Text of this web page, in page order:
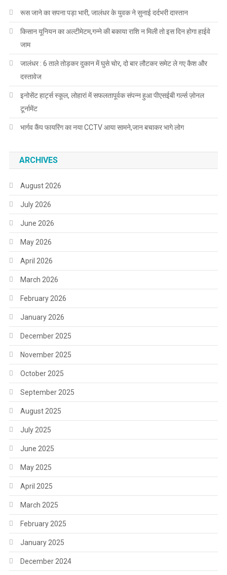
रूस जाने का सपना पड़ा भारी, जालंधर के युवक ने सुनाई दर्दभरी दास्तान
किसान यूनियन का अल्टीमेटम,गन्ने की बकाया राशि न मिली तो इस दिन होगा हाईवे
जाम
जालंधर : 6 ताले तोड़कर दुकान में घुसे चोर, दो बार लौटकर समेट ले गए कैश और
दस्तावेज
इनोसेंट हार्ट्स स्कूल, लोहारां में सफलतापूर्वक संपन्न हुआ पीएसईबी गर्ल्स ज़ोनल
टूर्नामेंट
भार्गव कैंप फायरिंग का नया CCTV आया सामने,जान बचाकर भागे लोग
ARCHIVES
August 2026
July 2026
June 2026
May 2026
April 2026
March 2026
February 2026
January 2026
December 2025
November 2025
October 2025
September 2025
August 2025
July 2025
June 2025
May 2025
April 2025
March 2025
February 2025
January 2025
December 2024